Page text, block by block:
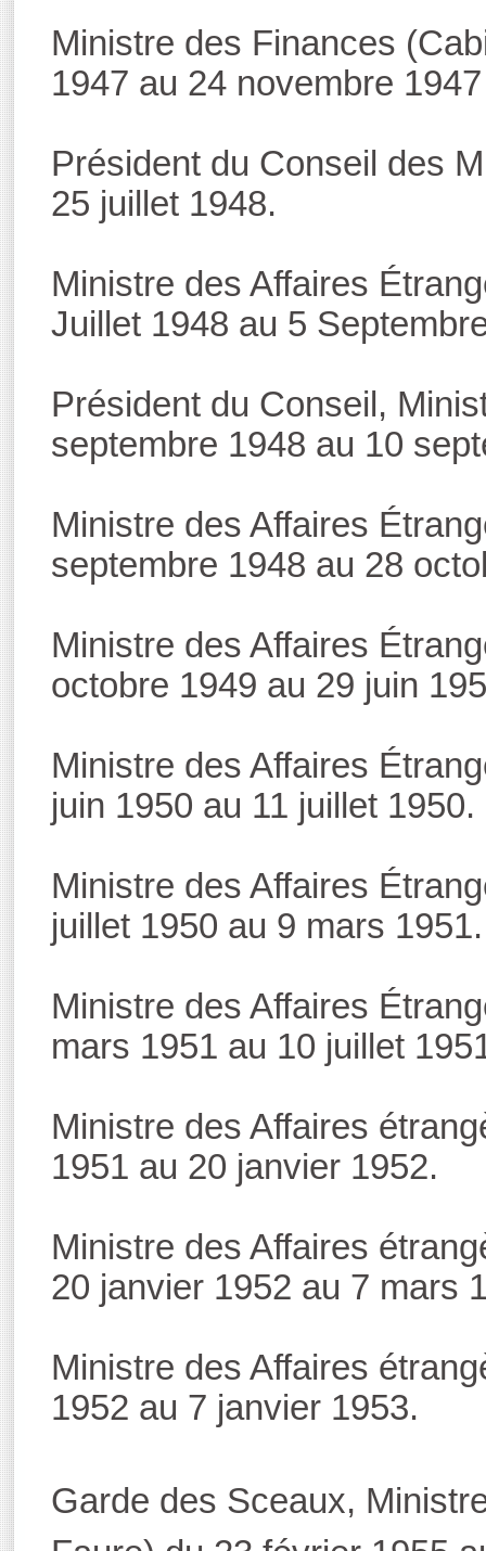
Ministre des Finances
1947 au 24 novembre 1947
Président du Conseil des
25 juillet 1948.
Ministre des Affaires
Juillet 1948 au 5
Président du Conseil,
septembre 1948 au 10
Ministre des Affaires
septembre 1948 au 28
Ministre des Affaires
octobre 1949 au 29 juin
Ministre des Affaires
juin 1950 au 11 juillet 1950.
Ministre des Affaires
juillet 1950 au 9 mars 1951.
Ministre des Affaires
mars 1951 au 10 juillet
Ministre des Affaires
1951 au 20 janvier 1952.
Ministre des Affaires
20 janvier 1952 au 7 mars
Ministre des Affaires
1952 au 7 janvier 1953.
Garde des Sceaux,